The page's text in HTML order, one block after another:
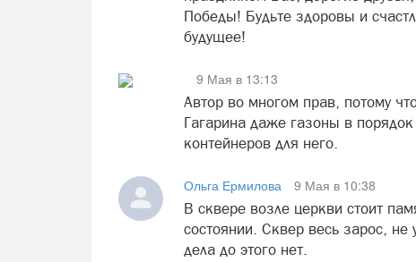
Победы! Будьте здоровы и
будущее!
9 Мая в 13:13
Автор во многом прав, потому
Гагарина даже газоны в
контейнеров для него.
Ольга Ермилова
9 Мая в 10:38
В сквере возле церкви стоит
состоянии. Сквер весь зарос,
дела до этого нет.